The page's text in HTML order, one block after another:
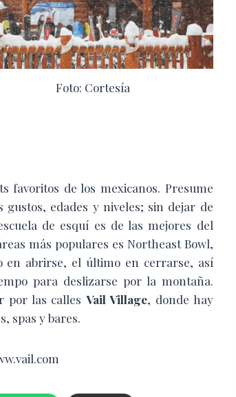
Foto: Cortesía
favoritos de los mexicanos. Presume
gustos, edades y niveles; sin dejar de
de esquí es de las mejores del
más populares es Northeast Bowl,
abrirse, el último en cerrarse, así
para deslizarse por la montaña.
por las calles Vail Village, donde hay
spas y bares.